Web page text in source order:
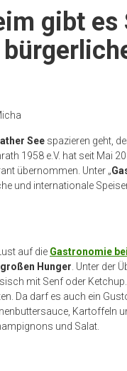
gibt es
See spazieren geht,
1958 e.V. hat seit Mai
übernommen. Unter „
und internationale
auf die Gastronomie
Hunger . Unter der
mit Senf oder
Da darf es auch ein
Kartoffeln
und Salat.